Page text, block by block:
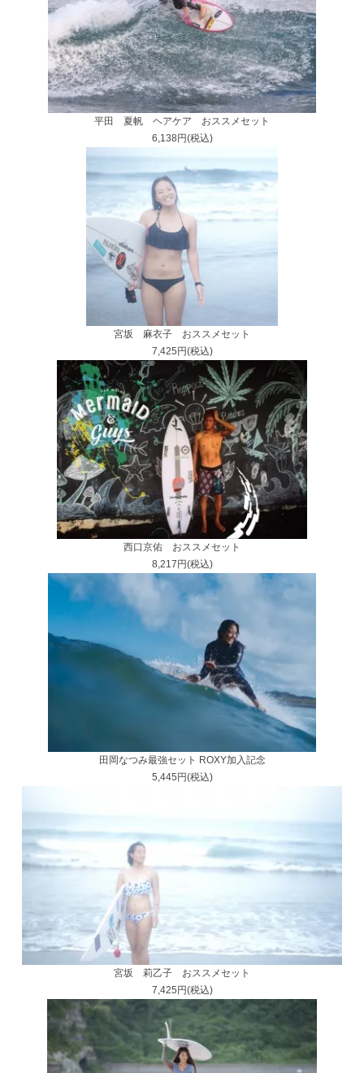
平田 夏帆 ヘアケア おススメセット
6,138円(税込)
宮坂 麻衣子 おススメセット
7,425円(税込)
西口京佑 おススメセット
8,217円(税込)
田岡なつみ最強セット ROXY加入記念
5,445円(税込)
宮坂 莉乙子 おススメセット
7,425円(税込)